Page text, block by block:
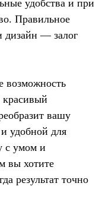
удобства и при
Правильное
дизайн — залог
возможность
красивый
вашу
удобной для
с умом и
вы хотите
результат точно